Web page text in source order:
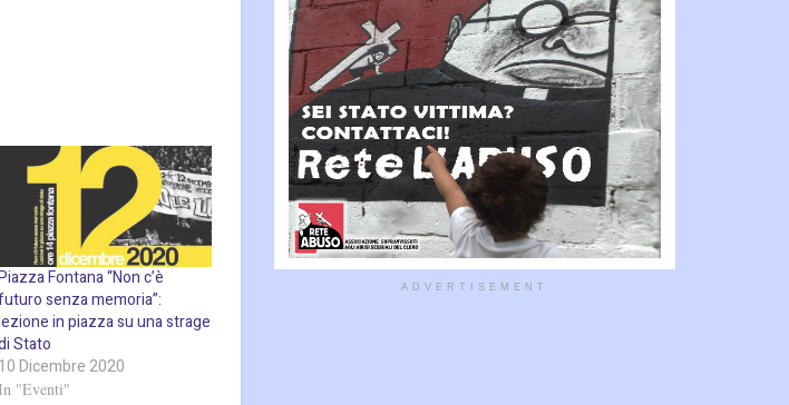
Fontana “Non c’è
senza memoria”:
in piazza su una strage
Stato
10 Dicembre 2020
"Eventi"
ADVERTISEMENT